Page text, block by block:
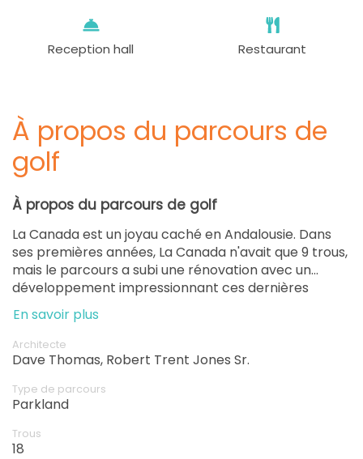
Reception hall Restaurant
À propos du parcours de
golf
À propos du parcours de golf
La Canada est un joyau caché en Andalousie. Dans
ses premières années, La Canada n'avait que 9 trous,
mais le parcours a subi une rénovation avec un
développement impressionnant ces dernières
années. Maintenant, La Canada est un fantastique
parcours de 18 trous avec des greens vallonnés, des
bunkers stratégiquement placés et une vue
magnifique sur Guadiaro.
En savoir plus
Architecte
Dave Thomas, Robert Trent Jones Sr.
Type de parcours
Parkland
Trous
18